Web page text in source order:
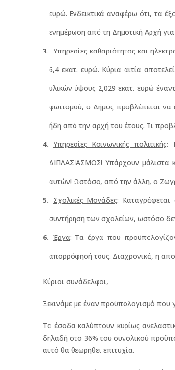
ευρώ. Ενδεικτικά αναφέρω ότι, τα
ενημέρωση από τη Δημοτική Αρχή
Υπηρεσίες καθαριότητος και
6,4 εκατ. ευρώ. Κύρια αιτία
υλικών ύψους 2,029 εκατ. ευρώ
φωτισμού, ο Δήμος προβλέπεται να
ήδη από την αρχή του έτους. Τι
Υπηρεσίες Κοινωνικής πολιτικής:
ΔΙΠΛΑΣΙΑΣΜΟΣ! Υπάρχουν μάλιστα
αυτών! Ωστόσο, από την άλλη, ο
Σχολικές Μονάδες:
συντήρηση των σχολείων, ωστόσο
Έργα: Τα έργα που
απορρόφησή τους. Διαχρονικά, η
Κύριοι συνάδελφοι,
Ξεκινάμε με έναν προϋπολογισμό που
Τα έσοδα καλύπτουν κυρίως
δηλαδή στο 36% του συνολικού
αυτό θα θεωρηθεί επιτυχία.